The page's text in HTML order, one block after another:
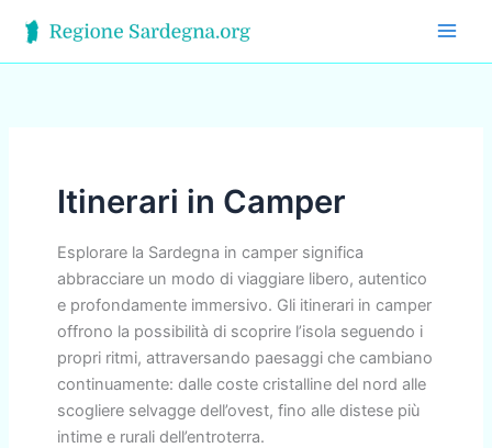
contenuto
Itinerari in Camper
Esplorare la Sardegna in camper significa
abbracciare un modo di viaggiare libero, autentico
e profondamente immersivo. Gli itinerari in camper
offrono la possibilità di scoprire l’isola seguendo i
propri ritmi, attraversando paesaggi che cambiano
continuamente: dalle coste cristalline del nord alle
scogliere selvagge dell’ovest, fino alle distese più
intime e rurali dell’entroterra.